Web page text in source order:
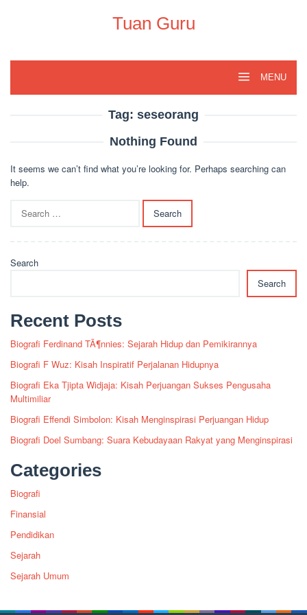
Tuan Guru
MENU
Tag: seseorang
Nothing Found
It seems we can’t find what you’re looking for. Perhaps searching can
help.
for:
Search
Search
Recent Posts
Biografi Ferdinand TÃ¶nnies: Sejarah Hidup dan Pemikirannya
Biografi F Wuz: Kisah Inspiratif Perjalanan Hidupnya
Biografi Eka Tjipta Widjaja: Kisah Perjuangan Sukses Pengusaha
Multimiliar
Biografi Effendi Simbolon: Kisah Menginspirasi Perjuangan Hidup
Biografi Doel Sumbang: Suara Kebudayaan Rakyat yang Menginspirasi
Categories
Biografi
Finansial
Pendidikan
Sejarah
Sejarah Umum